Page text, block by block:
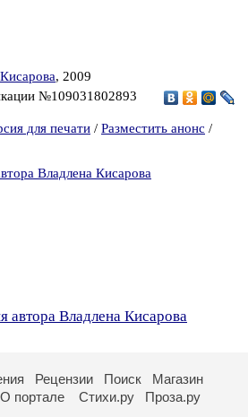
, 2009
№109031802893
для печати / Разместить анонс /
Владлена Кисарова
автора Владлена Кисарова
Рецензии Поиск
Магазин
О портале Стихи.ру Проза.ру